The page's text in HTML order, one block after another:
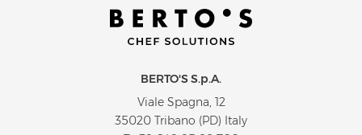
BERTO'S S.p.A.
Viale Spagna, 12
35020 Tribano (PD) Italy